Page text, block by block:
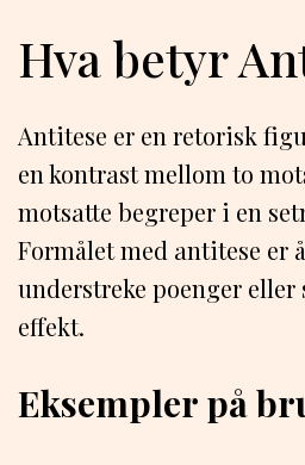
Hva betyr
Antitese er en retorisk
en kontrast mellom to
motsatte begreper i en
Formålet med antitese er
understreke poenger
effekt.
Eksempler på